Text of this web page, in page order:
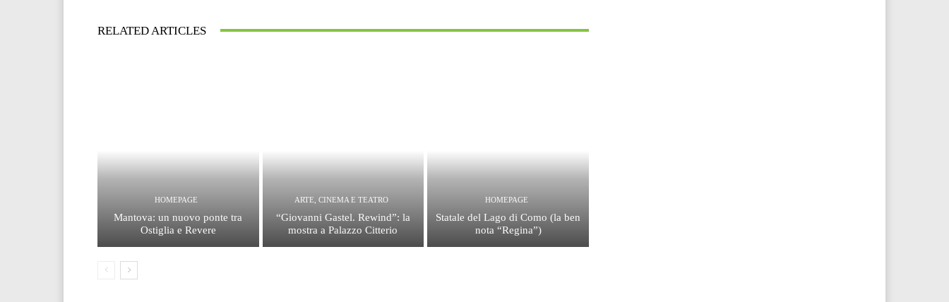
RELATED ARTICLES
HOMEPAGE
Mantova: un nuovo ponte tra
Ostiglia e Revere
ARTE, CINEMA E TEATRO
“Giovanni Gastel. Rewind”: la
mostra a Palazzo Citterio
HOMEPAGE
Statale del Lago di Como (la ben
nota “Regina”)